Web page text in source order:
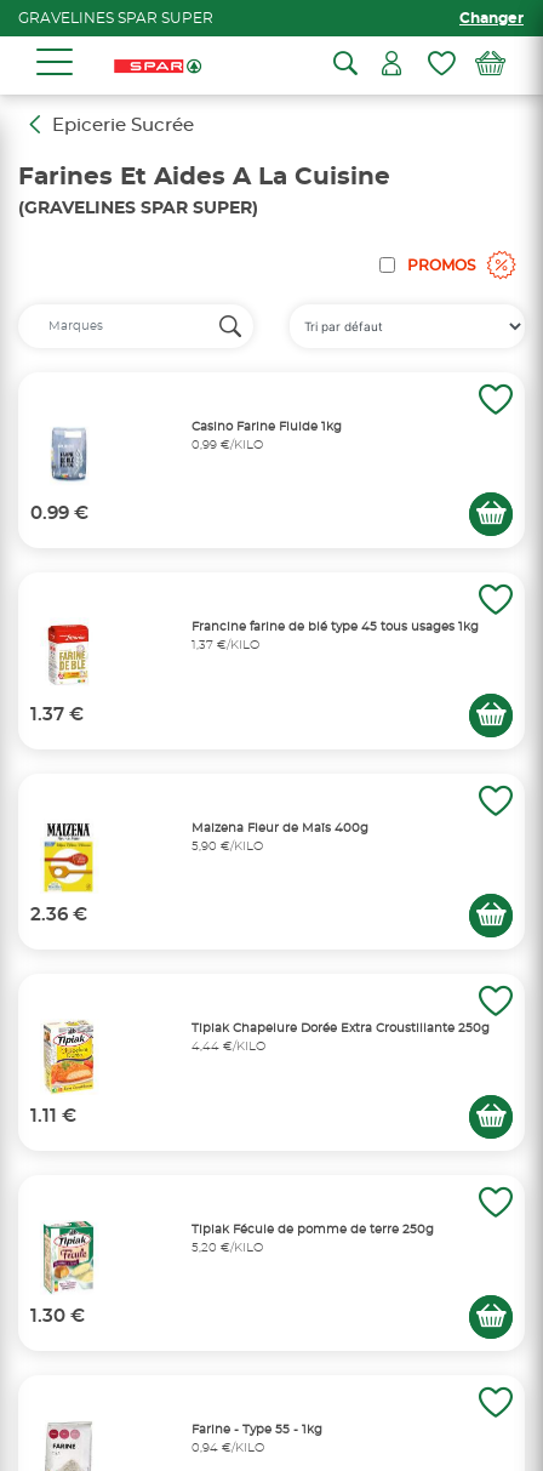
GRAVELINES SPAR SUPER Changer
Epicerie Sucrée
Farines Et Aides A La Cuisine
(GRAVELINES SPAR SUPER)
PROMOS
Casino Farine Fluide 1kg
0,99 €/KILO
0.99 €
Francine farine de blé type 45 tous usages 1kg
1,37 €/KILO
1.37 €
Maizena Fleur de Maïs 400g
5,90 €/KILO
2.36 €
Tipiak Chapelure Dorée Extra Croustillante 250g
4,44 €/KILO
1.11 €
Tipiak Fécule de pomme de terre 250g
5,20 €/KILO
1.30 €
Farine - Type 55 - 1kg
0,94 €/KILO